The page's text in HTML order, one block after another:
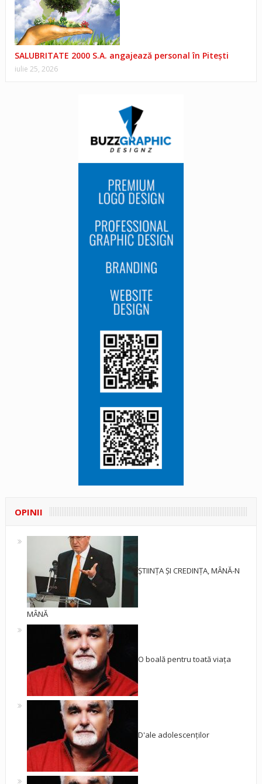
SALUBRITATE 2000 S.A. angajează personal în Pitești
iulie 25, 2026
OPINII
ȘTIINȚA ȘI CREDINȚA, MÂNĂ-N
MÂNĂ
O boală pentru toată viața
D'ale adolescenților